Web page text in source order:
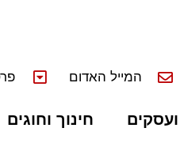
המייל האדום
חינוך וחוגים